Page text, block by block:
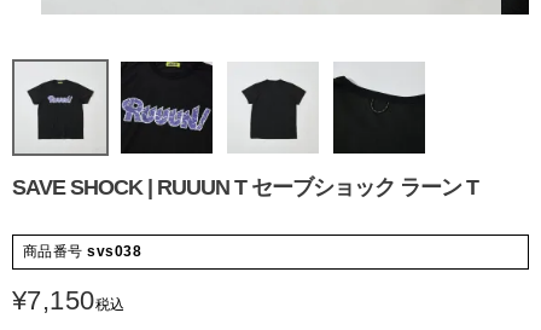
SAVE SHOCK | RUUUN T セーブショック ラーン T
商品番号 svs038
¥7,150税込